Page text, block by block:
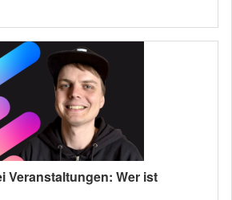
Veranstaltungen: Wer ist